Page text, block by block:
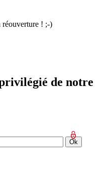
réouverture ! ;-)
de notre